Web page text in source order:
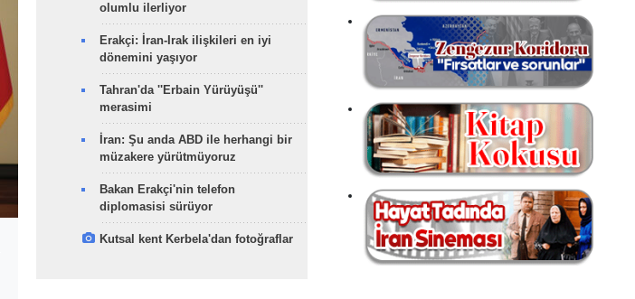
olumlu ilerliyor
Erakçi: İran-Irak ilişkileri en iyi
dönemini yaşıyor
Tahran'da ''Erbain Yürüyüşü''
merasimi
İran: Şu anda ABD ile herhangi bir
müzakere yürütmüyoruz
Bakan Erakçi'nin telefon
diplomasisi sürüyor
Kutsal kent Kerbela'dan fotoğraflar